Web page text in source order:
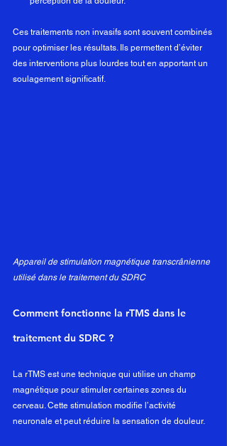
Ces traitements non invasifs sont souvent combinés
pour optimiser les résultats. Ils permettent d’éviter
des interventions plus lourdes tout en apportant un
soulagement significatif.
Appareil de stimulation magnétique transcrânienne
utilisé dans le traitement du SDRC
Comment fonctionne la rTMS dans le
traitement du SDRC ?
La rTMS est une technique qui utilise un champ
magnétique pour stimuler certaines zones du
cerveau. Cette stimulation modifie l’activité
neuronale et peut réduire la sensation de douleur.